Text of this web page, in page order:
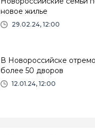
новое жилье
29.02.24, 12:00
В Новороссийске
более 50 дворов
12.01.24, 12:00